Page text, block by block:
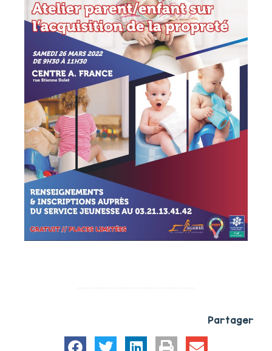
Partager